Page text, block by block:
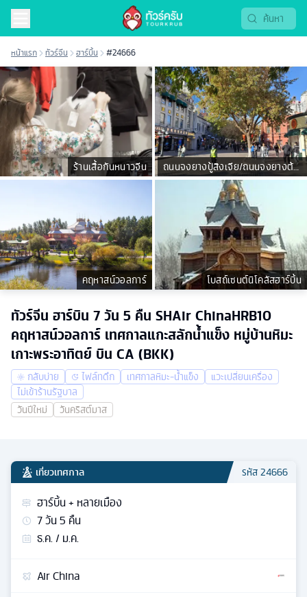
หน้าแรก ทัวร์จีน ฮาร์บิ้น #24666
ร้านเสื้อกันหนาวจีน
ถนนจงยางปู้สิงเจีย/ถนนจงยางต้า
เจีย
คฤหาสน์วอลการ์ โบสถ์เซนต์นิโคลัสฮาร์บิ้น
ทัวร์จีน ฮาร์บิน 7 วัน 5 คืน SHAir ChinaHRB10
คฤหาสน์วอลการ์ เทศกาลแกะสลักน้ำแข็ง หมู่บ้านหิมะ
เกาะพระอาทิตย์ บิน CA (BKK)
กลับบ่าย ไฟล์ทดึก เทศกาลหิมะ-น้ำแข็ง
แวะเปลี่ยนเครื่อง
ไม่เข้าร้านรัฐบาล
วันปีใหม่
วันคริสต์มาส
เที่ยวเทศกาล รหัส24666
ฮาร์บิ้น + หลายเมือง
7วัน5 คืน
ธ.ค. / ม.ค.
Air China